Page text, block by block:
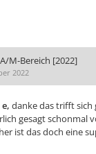
M-Bereich [2022]
2022
danke das trifft sich
gesagt schonmal
ist das doch eine